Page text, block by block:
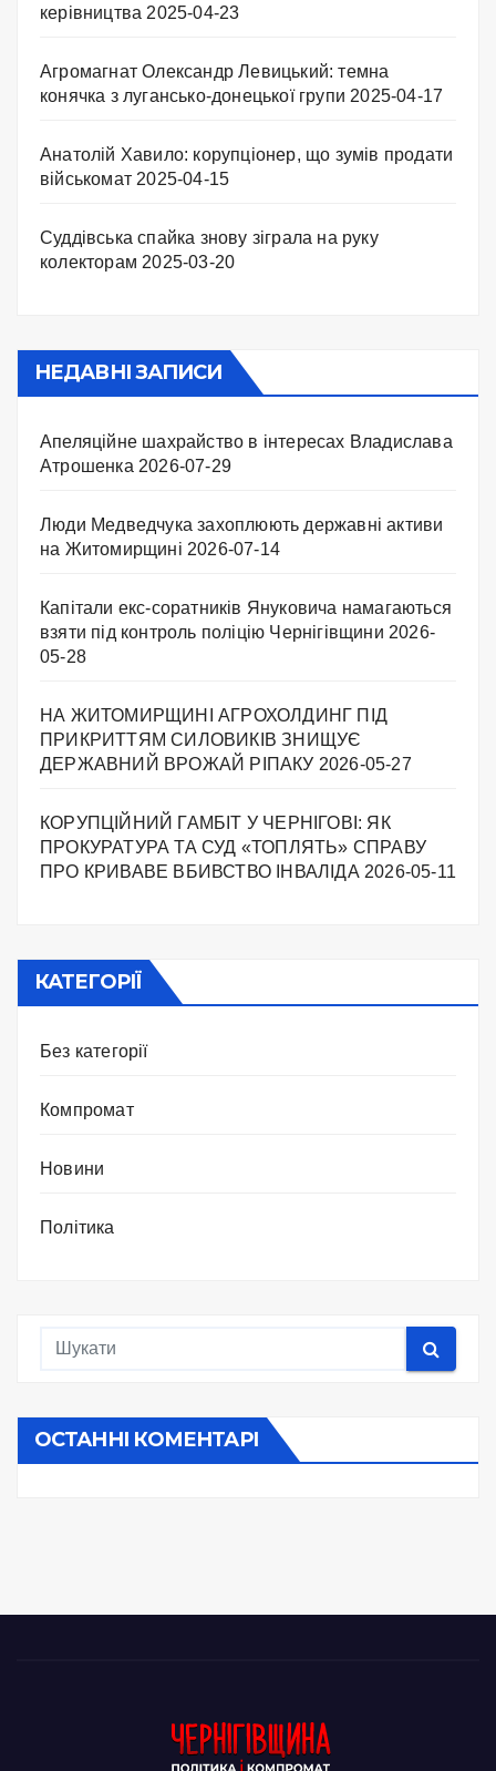
керівництва 2025-04-23
Агромагнат Олександр Левицький: темна
конячка з лугансько-донецької групи 2025-04-17
Анатолій Хавило: корупціонер, що зумів продати
військомат 2025-04-15
Суддівська спайка знову зіграла на руку
колекторам 2025-03-20
НЕДАВНІ ЗАПИСИ
Апеляційне шахрайство в інтересах Владислава
Атрошенка 2026-07-29
Люди Медведчука захоплюють державні активи
на Житомирщині 2026-07-14
Капітали екс-соратників Януковича намагаються
взяти під контроль поліцію Чернігівщини 2026-
05-28
НА ЖИТОМИРЩИНІ АГРОХОЛДИНГ ПІД
ПРИКРИТТЯМ СИЛОВИКІВ ЗНИЩУЄ
ДЕРЖАВНИЙ ВРОЖАЙ РІПАКУ ​ 2026-05-27
КОРУПЦІЙНИЙ ГАМБІТ У ЧЕРНІГОВІ: ЯК
ПРОКУРАТУРА ТА СУД «ТОПЛЯТЬ» СПРАВУ
ПРО КРИВАВЕ ВБИВСТВО ІНВАЛІДА 2026-05-11
КАТЕГОРІЇ
Без категорії
Компромат
Новини
Політика
ОСТАННІ КОМЕНТАРІ